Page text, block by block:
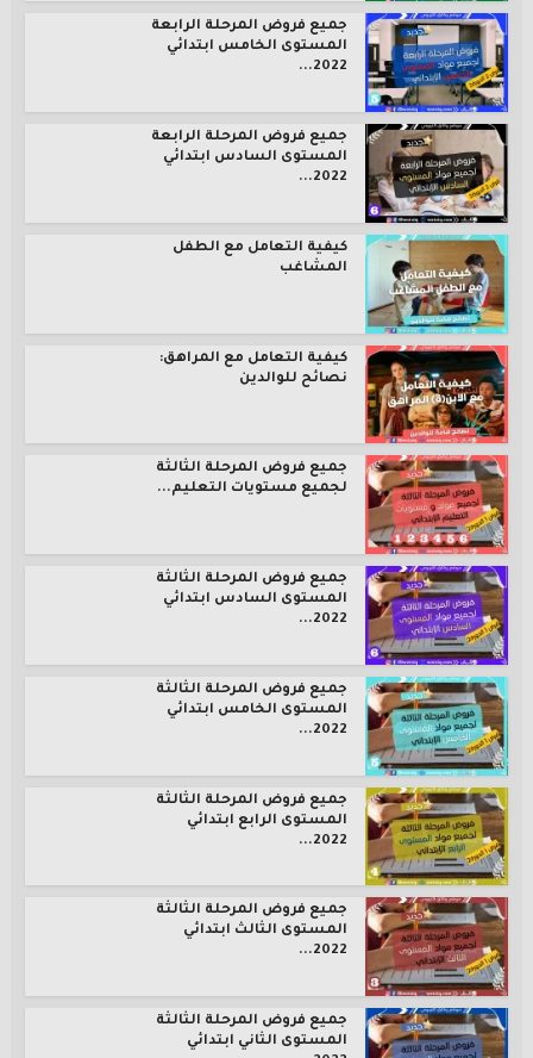
جميع فروض المرحلة الرابعة
المستوى الخامس ابتدائي
2022...
جميع فروض المرحلة الرابعة
المستوى السادس ابتدائي
2022...
كيفية التعامل مع الطفل
المشاغب
كيفية التعامل مع المراهق:
نصائح للوالدين
جميع فروض المرحلة الثالثة
لجميع مستويات التعليم...
جميع فروض المرحلة الثالثة
المستوى السادس ابتدائي
2022...
جميع فروض المرحلة الثالثة
المستوى الخامس ابتدائي
2022...
جميع فروض المرحلة الثالثة
المستوى الرابع ابتدائي
2022...
جميع فروض المرحلة الثالثة
المستوى الثالث ابتدائي
2022...
جميع فروض المرحلة الثالثة
المستوى الثاني ابتدائي